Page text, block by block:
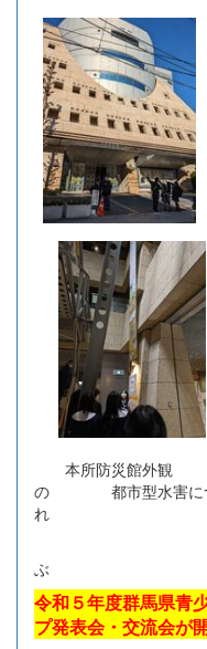
本所防災館外観
の 都市型水害につい
れ
仕方
ぶ なくなる
令和５年度群馬県青
プ発表会・交流会が